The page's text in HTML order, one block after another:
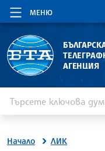
МЕНЮ
АГЕНЦИЯ
Начало ЛИК